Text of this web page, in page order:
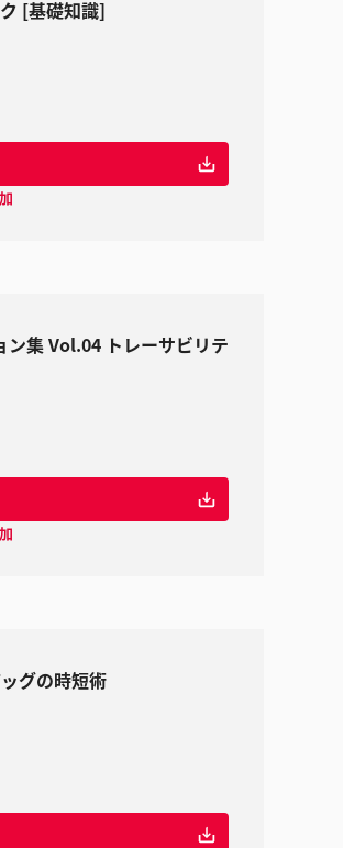
[基礎知識]
ン集 Vol.04 トレーサビリテ
グの時短術